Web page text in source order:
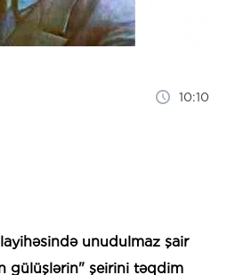
10:10
unudulmaz şair
gülüşlərin" şeirini təqdim